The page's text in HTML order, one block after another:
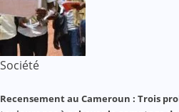
Société
Recensement au Cameroun : Trois